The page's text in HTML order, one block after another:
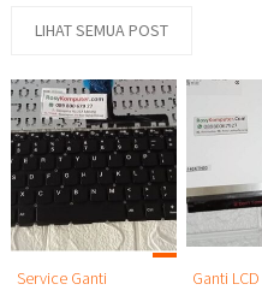
LIHAT SEMUA POST
Service Ganti
Ganti